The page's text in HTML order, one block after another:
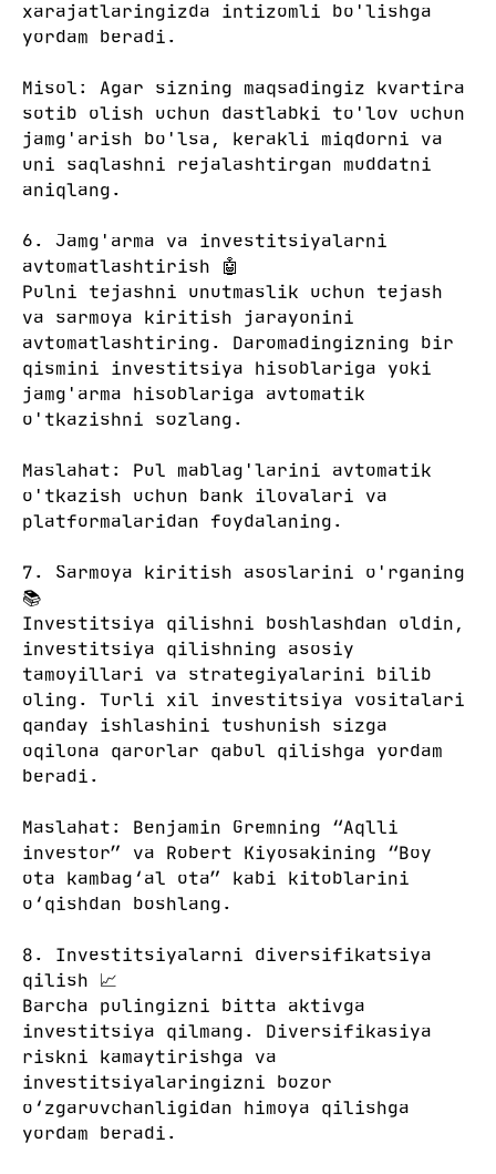
xarajatlaringizda intizomli bo'lishga
yordam beradi.
Misol: Agar sizning maqsadingiz kvartira
sotib olish uchun dastlabki to'lov uchun
jamg'arish bo'lsa, kerakli miqdorni va
uni saqlashni rejalashtirgan muddatni
aniqlang.
6. Jamg'arma va investitsiyalarni
avtomatlashtirish 🤖
Pulni tejashni unutmaslik uchun tejash
va sarmoya kiritish jarayonini
avtomatlashtiring. Daromadingizning bir
qismini investitsiya hisoblariga yoki
jamg'arma hisoblariga avtomatik
o'tkazishni sozlang.
Maslahat: Pul mablag'larini avtomatik
o'tkazish uchun bank ilovalari va
platformalaridan foydalaning.
7. Sarmoya kiritish asoslarini o'rganing
📚
Investitsiya qilishni boshlashdan oldin,
investitsiya qilishning asosiy
tamoyillari va strategiyalarini bilib
oling. Turli xil investitsiya vositalari
qanday ishlashini tushunish sizga
oqilona qarorlar qabul qilishga yordam
beradi.
Maslahat: Benjamin Gremning “Aqlli
investor” va Robert Kiyosakining “Boy
ota kambag‘al ota” kabi kitoblarini
o‘qishdan boshlang.
8. Investitsiyalarni diversifikatsiya
qilish 📈
Barcha pulingizni bitta aktivga
investitsiya qilmang. Diversifikasiya
riskni kamaytirishga va
investitsiyalaringizni bozor
o‘zgaruvchanligidan himoya qilishga
yordam beradi.